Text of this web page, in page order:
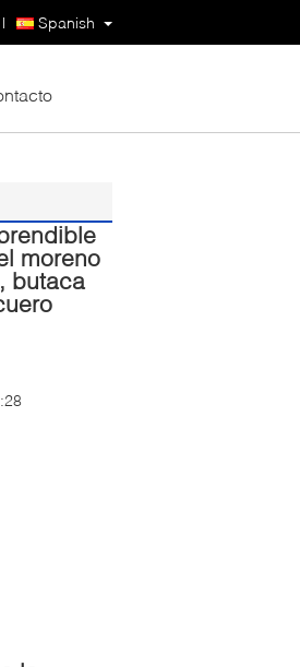
Spanish
|
moreno
butaca